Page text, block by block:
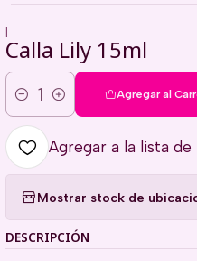
|
Calla Lily 15ml
Cantidad
Agregar al
Agregar a la lista
Mostrar stock de
DESCRIPCIÓN